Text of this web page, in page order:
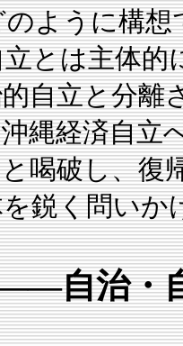
ように構
立とは主体
自立と分離
縄経済自立
喝破し、復
鋭く問いか
自治・